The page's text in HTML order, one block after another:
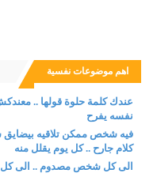
اهم موضوعات نفسية
عندك كلمة حلوة قولها ..
نفسه يفرح
فيه شخص ممكن تلاقيه بيضايق
كلام جارح .. كل يوم يقلل منه
الى كل شخص مصدوم .. الى